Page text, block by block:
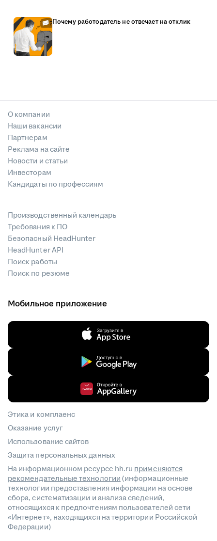
Почему работодатель не отвечает на отклик
О компании
Наши вакансии
Партнерам
Реклама на сайте
Новости и статьи
Инвесторам
Кандидаты по профессиям
Производственный календарь
Требования к ПО
Безопасный HeadHunter
HeadHunter API
Поиск работы
Поиск по резюме
Мобильное приложение
Этика и комплаенс
Оказание услуг
Использование сайтов
Защита персональных данных
На информационном ресурсе hh.ru применяются
рекомендательные технологии(информационные
технологии предоставления информации на основе
сбора, систематизации и анализа сведений,
относящихся к предпочтениям пользователей сети
«Интернет», находящихся на территории Российской
Федерации)